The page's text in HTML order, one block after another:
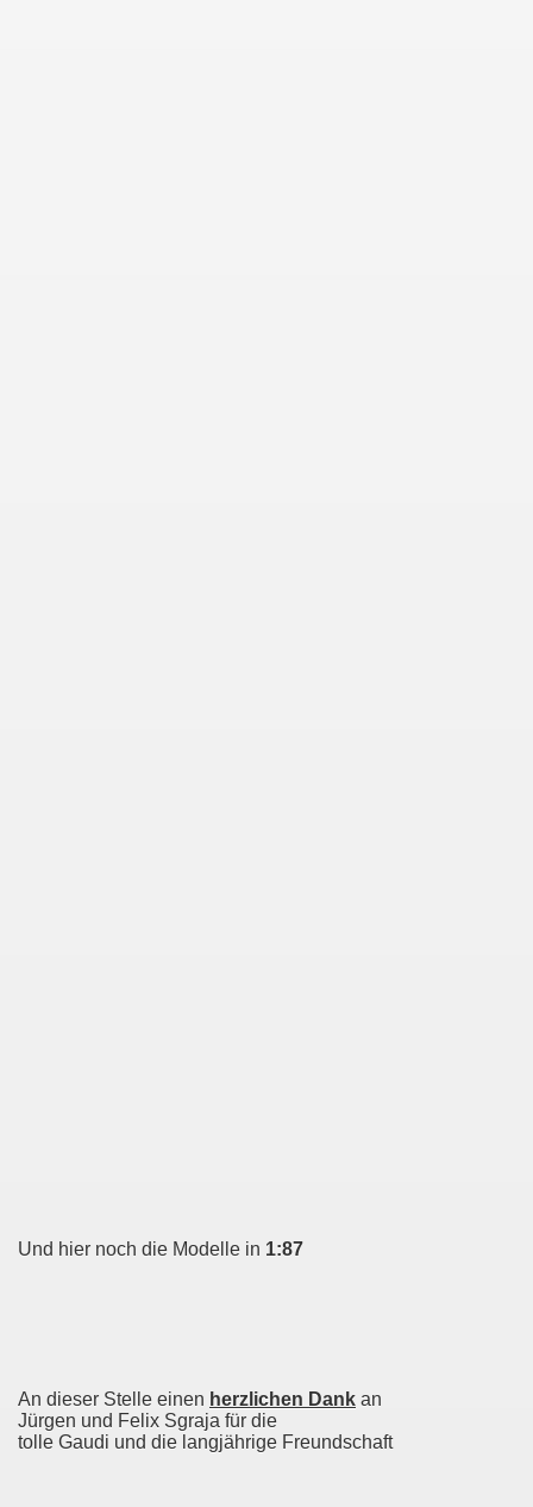
Und hier noch die Modelle in 1:87
An dieser Stelle einen herzlichen Dank an
Jürgen und Felix Sgraja für die
tolle Gaudi und die langjährige Freundschaft